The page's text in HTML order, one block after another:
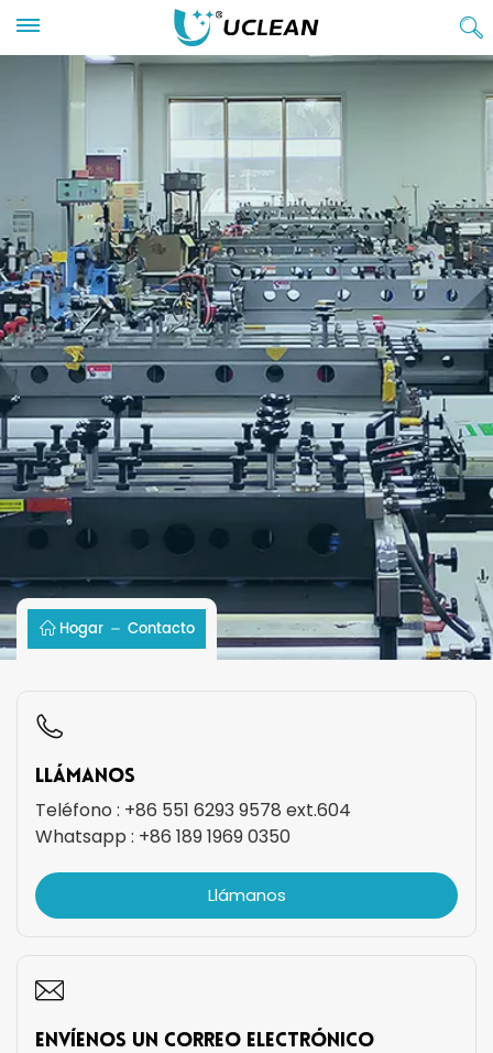
Hogar Contacto
Llámanos
Teléfono : +86 551 6293 9578 ext.604
Whatsapp : +86 189 1969 0350
Llámanos
Envíenos Un Correo Electrónico